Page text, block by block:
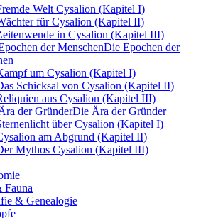
Welt Cysalion (Kapitel I)
für Cysalion (Kapitel II)
in Cysalion (Kapitel III)
Die Epochen der
um Cysalion (Kapitel I)
Schicksal von Cysalion (Kapitel II)
aus Cysalion (Kapitel III)
Die Ära der Gründer
über Cysalion (Kapitel I)
am Abgrund (Kapitel II)
Mythos Cysalion (Kapitel III)
Fauna
& Genealogie